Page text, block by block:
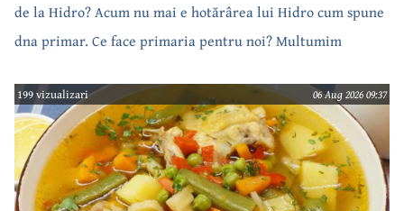
de la Hidro? Acum nu mai e hotărârea lui Hidro cum spune
dna primar. Ce face primaria pentru noi? Multumim
199 vizualizari 06 Aug 2026 09:37